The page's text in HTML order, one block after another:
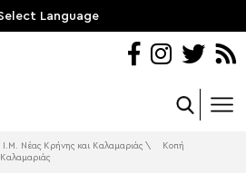
Language
Ι.Μ. Νέας Κρήνης και Καλαμαριάς \
Κοπή